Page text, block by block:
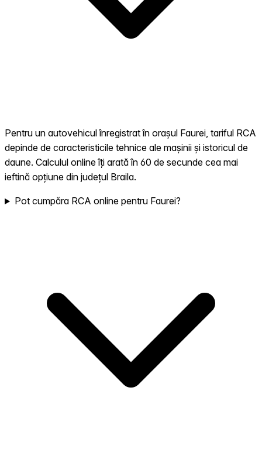
Pentru un autovehicul înregistrat în orașul Faurei, tariful RCA
depinde de caracteristicile tehnice ale mașinii și istoricul de
daune. Calculul online îți arată în 60 de secunde cea mai
ieftină opțiune din județul Braila.
Pot cumpăra RCA online pentru Faurei?